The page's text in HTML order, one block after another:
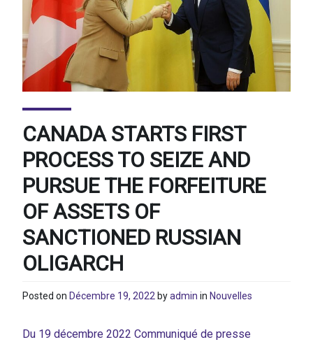
CANADA STARTS FIRST
PROCESS TO SEIZE AND
PURSUE THE FORFEITURE
OF ASSETS OF
SANCTIONED RUSSIAN
OLIGARCH
Posted on Décembre 19, 2022 byadmin in Nouvelles
Du 19 décembre 2022 Communiqué de presse